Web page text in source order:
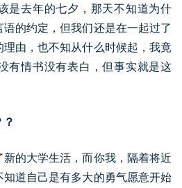
是去年的七夕，那天不知道为什
的约定，但我们还是在一起过了
由，也不知从什么时候起，我竟
有情书没有表白，但事实就是这
的大学生活，而你我，隔着将近
道自己是有多大的勇气愿意开始